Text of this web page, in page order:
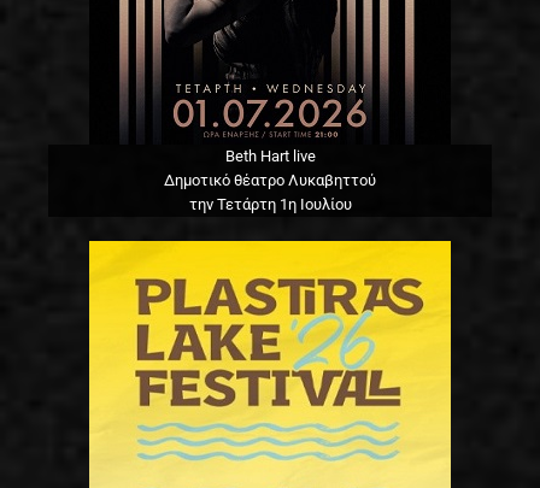
Beth Hart live
Δημοτικό θέατρο Λυκαβηττού
την Τετάρτη 1η Ιουλίου